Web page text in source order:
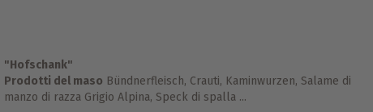
"Hofschank"
Prodotti del maso Bündnerfleisch, Crauti, Kaminwurzen, Salame di
manzo di razza Grigio Alpina, Speck di spalla ...